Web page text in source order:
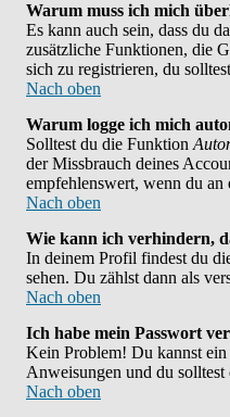
Warum muss ich mich
Es kann auch sein, dass du
zusätzliche Funktionen, die
sich zu registrieren, du
Nach oben
Warum logge ich mich
Solltest du die Funktion
der Missbrauch deines
empfehlenswert, wenn du
Nach oben
Wie kann ich verhindern,
In deinem Profil findest du
sehen. Du zählst dann als
Nach oben
Ich habe mein Passwort
Kein Problem! Du kannst
Anweisungen und du
Nach oben